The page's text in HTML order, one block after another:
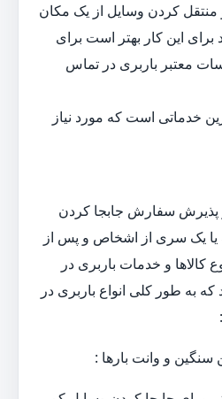
منتقل کردن وسایل از یک مکان
این کار بهتر است برای
معتبر باربری در تماس
خدماتی است که مورد نیاز
سفارش جابجا کردن
یک سری از اشخاص و پس از
کالاها و خدمات باربری در
به طور کلی انواع باربری در